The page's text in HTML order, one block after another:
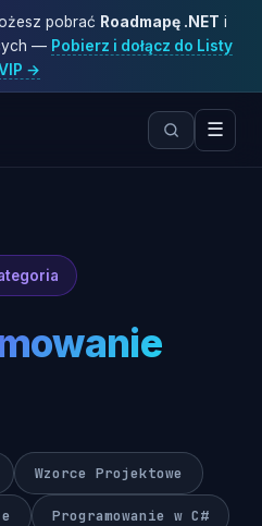
pobrać Roadmapę .NET i
— Pobierz i dołącz do Listy
→
☰
Wzorce Projektowe
Programowanie w C#